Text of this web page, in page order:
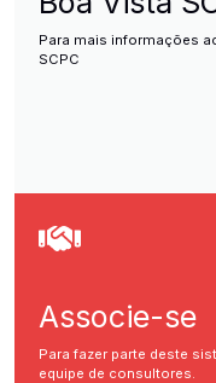
Para mais informações
SCPC
Associe-se
Para fazer parte deste
equipe de consultores.